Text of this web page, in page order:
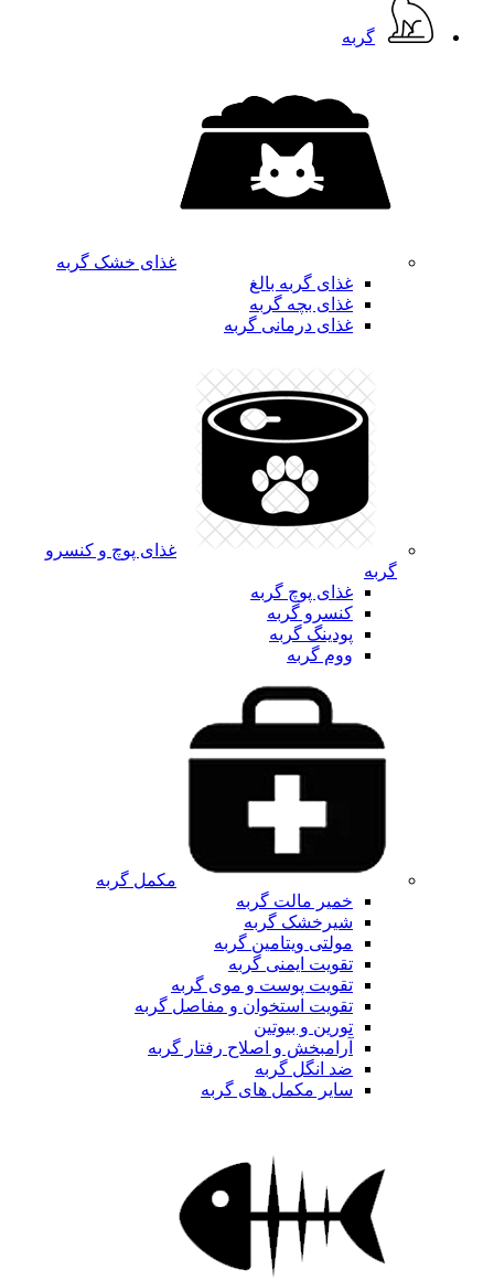
گربه
غذای خشک گربه
غذای گربه بالغ
غذای بچه گربه
غذای درمانی گربه
غذای پوچ و کنسرو
گربه
غذای پوچ گربه
کنسرو گربه
پودینگ گربه
ووم گربه
مکمل گربه
خمیر مالت گربه
شیرخشک گربه
مولتی ویتامین گربه
تقویت ایمنی گربه
تقویت پوست و موی گربه
تقویت استخوان و مفاصل گربه
تورین و بیوتین
آرامبخش و اصلاح رفتار گربه
ضد انگل گربه
سایر مکمل های گربه